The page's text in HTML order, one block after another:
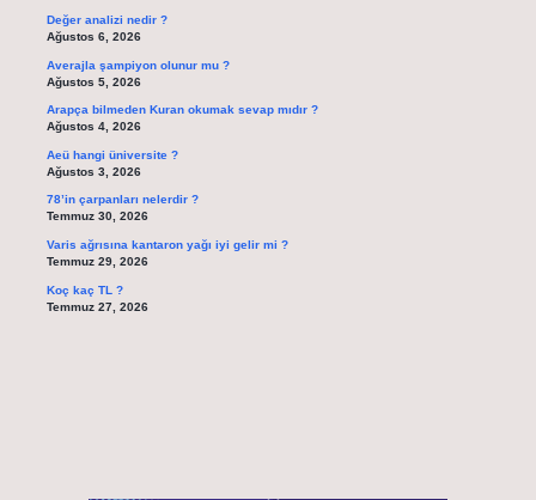
Değer analizi nedir ?
Ağustos 6, 2026
Averajla şampiyon olunur mu ?
Ağustos 5, 2026
Arapça bilmeden Kuran okumak sevap mıdır ?
Ağustos 4, 2026
Aeü hangi üniversite ?
Ağustos 3, 2026
78’in çarpanları nelerdir ?
Temmuz 30, 2026
Varis ağrısına kantaron yağı iyi gelir mi ?
Temmuz 29, 2026
Koç kaç TL ?
Temmuz 27, 2026